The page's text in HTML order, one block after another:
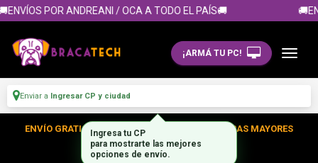
POR ANDREANI / OCA A TODO EL PAÍS🚚
¡ARMÁ TU PC!
Enviar a Ingresar CP y ciudad
ENVÍO GRATIS DENTRO DE CABA EN TUS COMPRAS MAYORES
A $300.000
Ingresa tu CP
para mostrarte las mejores
opciones de envío.